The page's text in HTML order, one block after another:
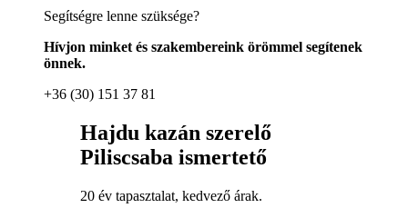
Segítségre lenne szüksége?
Hívjon minket és szakembereink örömmel segítenek
önnek.
+36 (30) 151 37 81
Hajdu kazán szerelő
Piliscsaba ismertető
20 év tapasztalat, kedvező árak.